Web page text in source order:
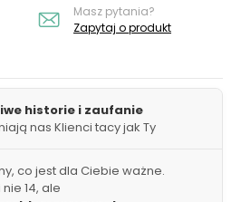
Masz pytania?
Zapytaj o produkt
historie i zaufanie
nas Klienci tacy jak Ty
co jest dla Ciebie ważne.
14, ale